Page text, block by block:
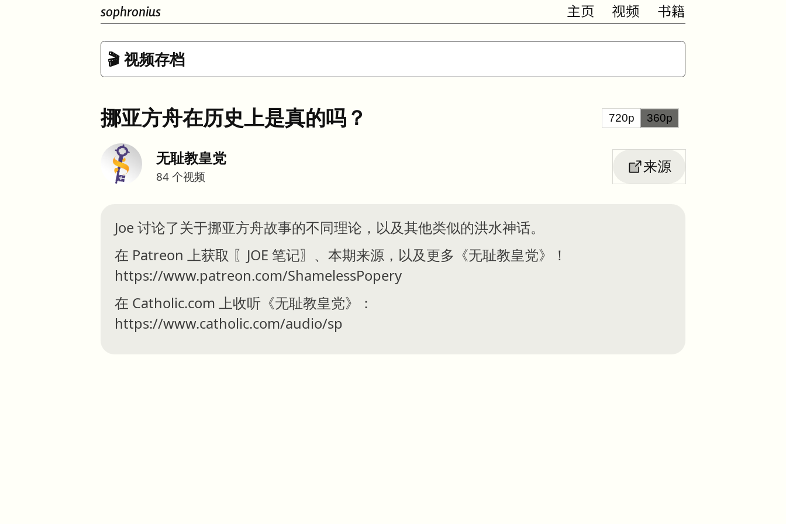
sophronius 主页 视频 书籍
🎬 视频存档
720p 360p
挪亚方舟在历史上是真的吗？
无耻教皇党
84个视频
来源
Joe 讨论了关于挪亚方舟故事的不同理论，以及其他类似的洪水神话。
在 Patreon 上获取 〖JOE 笔记〗、本期来源，以及更多《无耻教皇党》！
https://www.patreon.com/ShamelessPopery
在 Catholic.com 上收听《无耻教皇党》：
https://www.catholic.com/audio/sp